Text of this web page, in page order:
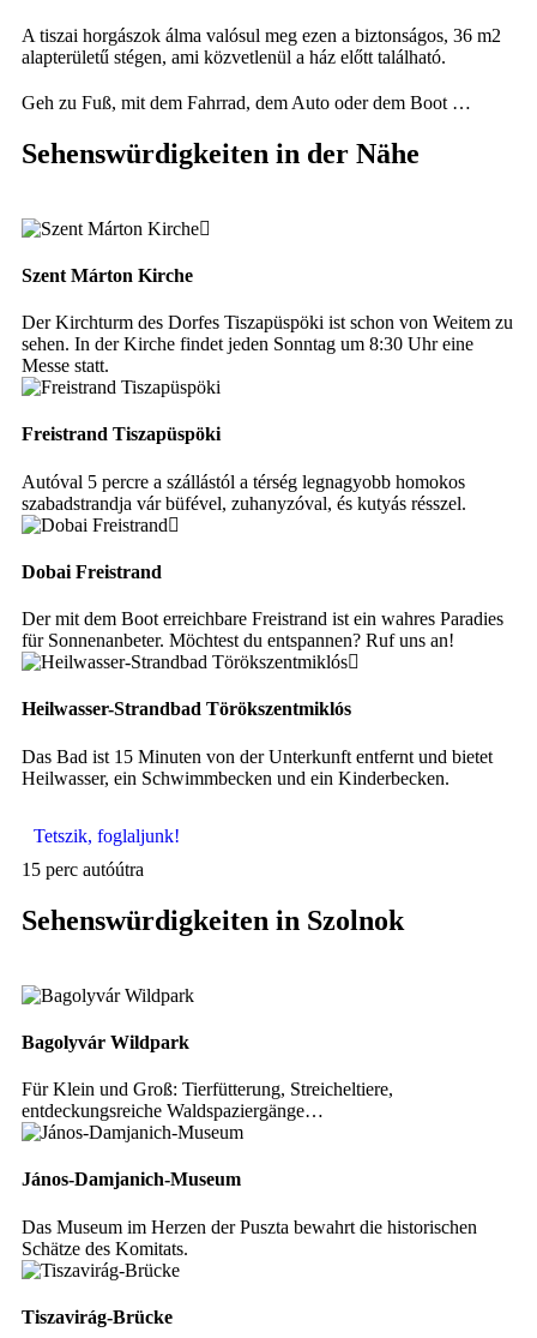
A tiszai horgászok álma valósul meg ezen a biztonságos, 36 m2
alapterületű stégen, ami közvetlenül a ház előtt található.
Geh zu Fuß, mit dem Fahrrad, dem Auto oder dem Boot …
Sehenswürdigkeiten in der Nähe
Szent Márton Kirche
Der Kirchturm des Dorfes Tiszapüspöki ist schon von Weitem zu
sehen. In der Kirche findet jeden Sonntag um 8:30 Uhr eine
Messe statt.
Freistrand Tiszapüspöki
Autóval 5 percre a szállástól a térség legnagyobb homokos
szabadstrandja vár büfével, zuhanyzóval, és kutyás résszel.
Dobai Freistrand
Der mit dem Boot erreichbare Freistrand ist ein wahres Paradies
für Sonnenanbeter. Möchtest du entspannen? Ruf uns an!
Heilwasser-Strandbad Törökszentmiklós
Das Bad ist 15 Minuten von der Unterkunft entfernt und bietet
Heilwasser, ein Schwimmbecken und ein Kinderbecken.
Tetszik, foglaljunk!
15 perc autóútra
Sehenswürdigkeiten in Szolnok
Bagolyvár Wildpark
Für Klein und Groß: Tierfütterung, Streicheltiere,
entdeckungsreiche Waldspaziergänge…
János-Damjanich-Museum
Das Museum im Herzen der Puszta bewahrt die historischen
Schätze des Komitats.
Tiszavirág-Brücke